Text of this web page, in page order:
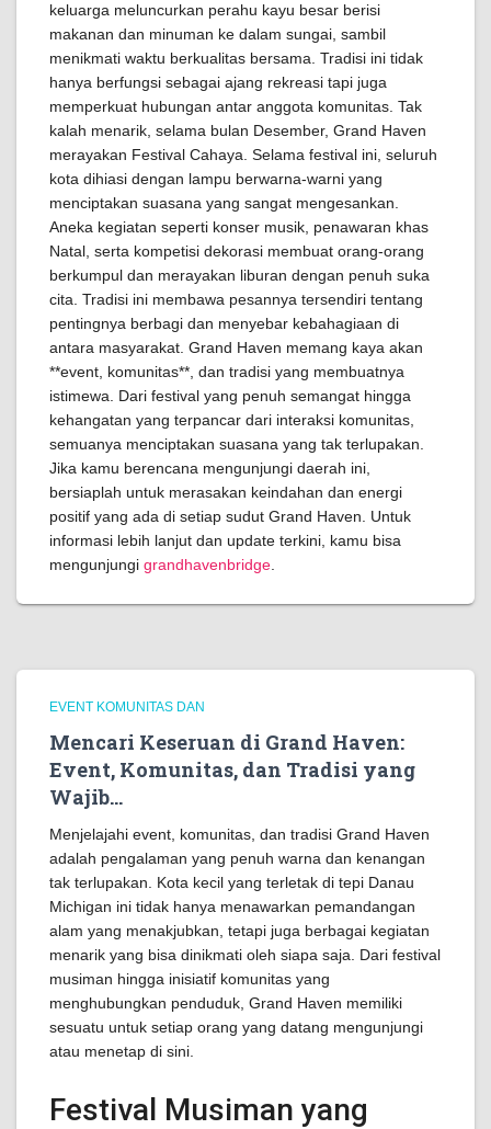
keluarga meluncurkan perahu kayu besar berisi
makanan dan minuman ke dalam sungai, sambil
menikmati waktu berkualitas bersama. Tradisi ini tidak
hanya berfungsi sebagai ajang rekreasi tapi juga
memperkuat hubungan antar anggota komunitas. Tak
kalah menarik, selama bulan Desember, Grand Haven
merayakan Festival Cahaya. Selama festival ini, seluruh
kota dihiasi dengan lampu berwarna-warni yang
menciptakan suasana yang sangat mengesankan.
Aneka kegiatan seperti konser musik, penawaran khas
Natal, serta kompetisi dekorasi membuat orang-orang
berkumpul dan merayakan liburan dengan penuh suka
cita. Tradisi ini membawa pesannya tersendiri tentang
pentingnya berbagi dan menyebar kebahagiaan di
antara masyarakat. Grand Haven memang kaya akan
**event, komunitas**, dan tradisi yang membuatnya
istimewa. Dari festival yang penuh semangat hingga
kehangatan yang terpancar dari interaksi komunitas,
semuanya menciptakan suasana yang tak terlupakan.
Jika kamu berencana mengunjungi daerah ini,
bersiaplah untuk merasakan keindahan dan energi
positif yang ada di setiap sudut Grand Haven. Untuk
informasi lebih lanjut dan update terkini, kamu bisa
mengunjungi grandhavenbridge
EVENT KOMUNITAS DAN
Mencari Keseruan di Grand Haven:
Event, Komunitas, dan Tradisi yang
Wajib…
Menjelajahi event, komunitas, dan tradisi Grand Haven
adalah pengalaman yang penuh warna dan kenangan
tak terlupakan. Kota kecil yang terletak di tepi Danau
Michigan ini tidak hanya menawarkan pemandangan
alam yang menakjubkan, tetapi juga berbagai kegiatan
menarik yang bisa dinikmati oleh siapa saja. Dari festival
musiman hingga inisiatif komunitas yang
menghubungkan penduduk, Grand Haven memiliki
sesuatu untuk setiap orang yang datang mengunjungi
atau menetap di sini.
Festival Musiman yang